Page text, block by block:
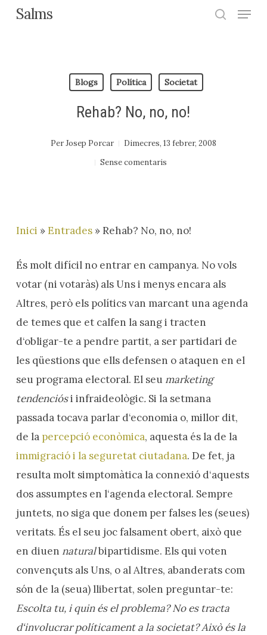
SkipSalms Menu
Blogs Política Societat
Rehab? No, no, no!
PerJosep Porcar
Dimecres, 13 febrer, 2008
Sense comentaris
Inici »Entrades»Rehab? No, no, no!
És molt difícil no entrar en campanya. No vols
votar (ni votaràs) als Uns i menys encara als
Altres, però els polítics van marcant una agenda
de temes que et calfen la sang i tracten
d‘obligar-te a pendre partit, a ser partidari de
les qüestions que ells defensen o ataquen en el
seu programa electoral. El seu marketing
tendenciósi infraideològic.Si la setmana
passada tocava parlar d‘economia o, millor dit,
de la percepció econòmica, aquesta és la de la
immigració i la seguretat ciutadana. De fet, ja
resulta molt simptomàtica la connexió d‘aquests
dos assumptes en l‘agenda electoral. Sempre
juntets, no siga que donem per falses les (seues)
veritats. És el seu joc falsament obert, això que
en diuen naturalbipartidisme. Els qui voten
convençuts als Uns, o al Altres, abanderats com
són de la (seua) llibertat, solen preguntar-te:
Escolta tu, i quin és el problema? No es tracta
d‘involucrar políticament a la societat? Això és la